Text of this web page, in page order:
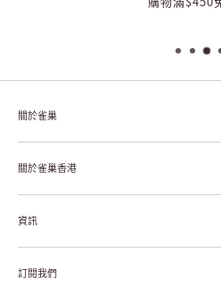
關於雀巢
雀巢集團起源於1866年的瑞士，目前
幸福生活」企業。雀巢的目標是「我們
關於雀巢香港
關於雀巢香港
雀巢香港創造共享價值
聯絡我們
私隱聲明
資訊
付款及送貨
退貨或更換
訂閱我們